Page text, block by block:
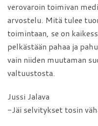
verovaroin toimivan
arvostelu. Mitä tulee
toimintaan, se on
pelkästään pahaa ja
vain niiden muutaman
valtuustosta.
Jussi Jalava
-Jäi selvitykset tosin